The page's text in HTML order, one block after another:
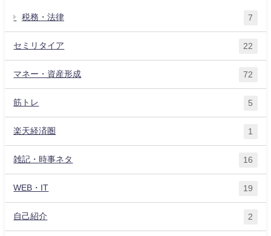
税務・法律 7
セミリタイア 22
マネー・資産形成 72
筋トレ 5
楽天経済圏 1
雑記・時事ネタ 16
WEB・IT 19
自己紹介 2